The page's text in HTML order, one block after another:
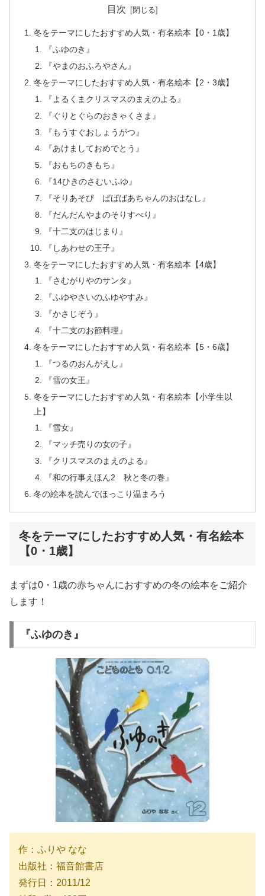
目次
冬をテーマにしたおすすめ人気・有名絵本【0・1歳】
『ふゆのき』
『やまのおふろやさん』
冬をテーマにしたおすすめ人気・有名絵本【2・3歳】
『よるくまクリスマスのまえのよる』
『ぐりとぐらのおきゃくさま』
『もうすぐおしょうがつ』
『あけましておめでとう』
『おもちのきもち』
『14ひきのさむいふゆ』
『そりあそび ばばばあちゃんのおはなし』
『だんだんやまのそりすべり』
『十二支のはじまり』
『しあわせの王子』
冬をテーマにしたおすすめ人気・有名絵本【4歳】
『さむがりやのサンタ』
『ふゆやさいのふゆやすみ』
『かさじぞう』
『十二支のお節料理』
冬をテーマにしたおすすめ人気・有名絵本【5・6歳】
『つるのおんがえし』
『雪の女王』
冬をテーマにしたおすすめ人気・有名絵本【小学生以
上】
『雪女』
『マッチ売りの女の子』
『クリスマスのまえのよる』
『和の行事えほん2 秋と冬の巻』
冬の絵本を読んでほっこり温まろう
冬をテーマにしたおすすめ人気・有名絵本
【0・1歳】
まずは0・1歳の赤ちゃんにおすすめの冬の絵本をご紹介
します！
『ふゆのき』
作：ふりや なな
出版社：福音館書店
発行日：2011/12